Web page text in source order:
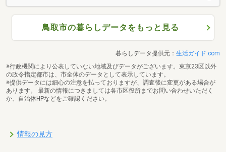
鳥取市の暮らしデータをもっと見る
暮らしデータ提供元： 生活ガイド.com
※行政機関により公表していない地域及びデータがございます。東京23区以外
の政令指定都市は、市全体のデータとして表示しています。
※提供データには細心の注意を払っておりますが、調査後に変更がある場合が
あります。 最新の情報につきましては各市区役所までお問い合わせいただく
か、自治体HPなどをご確認ください。
情報の見方